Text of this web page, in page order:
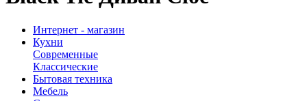
Интернет - магазин
Кухни
Современные
Классические
Бытовая техника
Мебель